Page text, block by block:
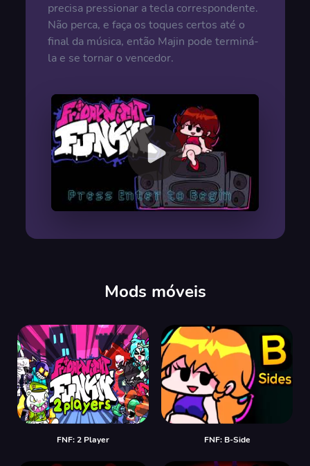
precisa pressionar a tecla correspondente.
Não perca, e faça os toques certos até o
final da música, então Majin pode terminá-
la e se tornar o vencedor.
Mods móveis
FNF: 2 Player FNF: B-Side